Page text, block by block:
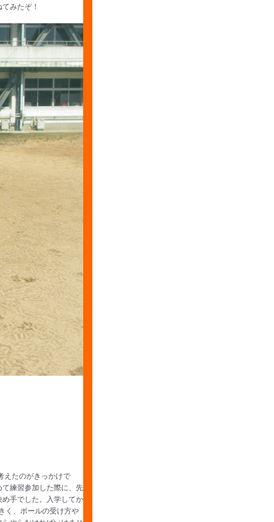
みたぞ！
えたのがきっかけで
練習参加した際に、先
手でした。入学してか
く、ボールの受け方や